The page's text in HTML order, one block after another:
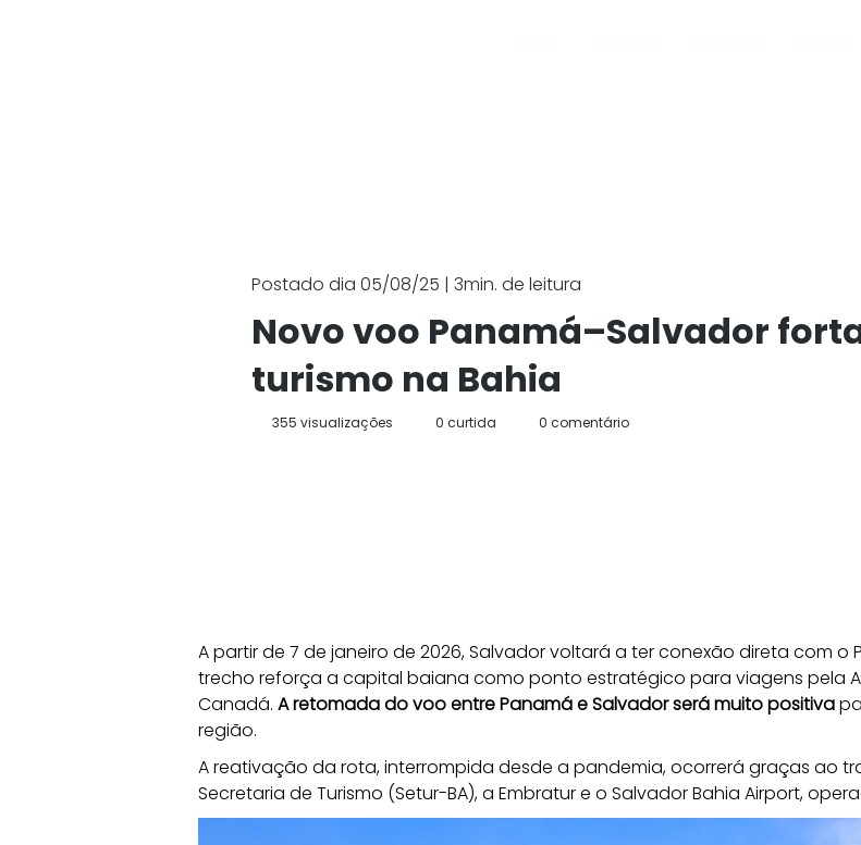
Postado dia 05/08/25 | 3min. de leitura
Novo voo Panamá–Salvador
turismo na Bahia
0 comentário
0 curtida
355 visualizações
A partir de 7 de janeiro de 2026, Salvador voltará a ter conexão direta com o
trecho reforça a capital baiana como ponto estratégico para viagens pela
Canadá. A retomada do voo entre Panamá e Salvador será muito positiva
região.
A reativação da rota, interrompida desde a pandemia, ocorrerá graças ao
Secretaria de Turismo (Setur-BA), a Embratur e o Salvador Bahia Airport,